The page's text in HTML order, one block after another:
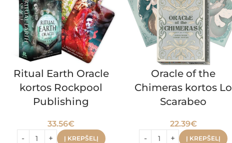
Ritual Earth Oracle
kortos Rockpool
Publishing
33.56€
Į KREPŠELĮ
Oracle of the
Chimeras kortos Lo
Scarabeo
22.39€
Į KREPŠELĮ